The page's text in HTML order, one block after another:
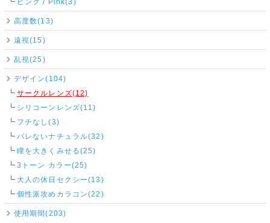
ピンク / Pink(3)
高度数(13)
遠視(15)
乱視(25)
デザイン(104)
サークルレンズ(12)
シリコーンレンズ(11)
フチなし(3)
バレないナチュラル(32)
瞳を大きくみせる(25)
3トーン カラー(25)
大人の休日セクシー(13)
個性派攻めカラコン(22)
使用期間(203)